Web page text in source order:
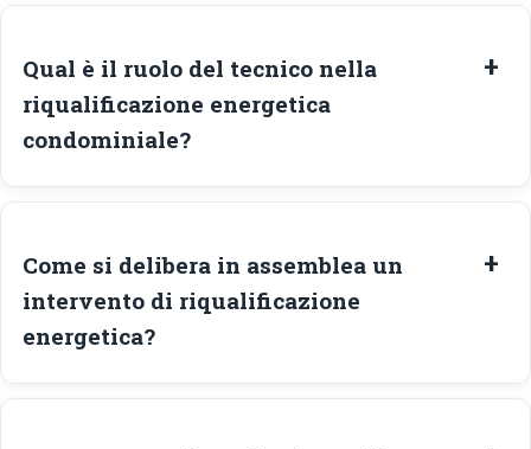
Qual è il ruolo del tecnico nella
riqualificazione energetica
condominiale?
Come si delibera in assemblea un
intervento di riqualificazione
energetica?